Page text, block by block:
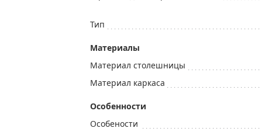
Тип
Mатериалы
Материал столешницы
Материал каркаса
Особенности
Особености